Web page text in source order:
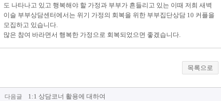
도 나타나고 있고 행복해야 할 가정과 부부가 흔들리고 있는 이때 저희 새벽
이슬 부부상담센터에서는 위기 가정의 회복을 위한 부부집단상담 10 커플을
모집하고 있습니다.
많은 참여 바라면서 행복한 가정으로 회복되었으면 좋겠습니다.
목록으로
다음글 1:1 상담코너 활용에 대하여